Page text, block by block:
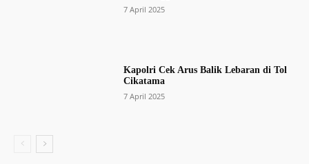
7 April 2025
Kapolri Cek Arus Balik Lebaran di Tol
Cikatama
7 April 2025